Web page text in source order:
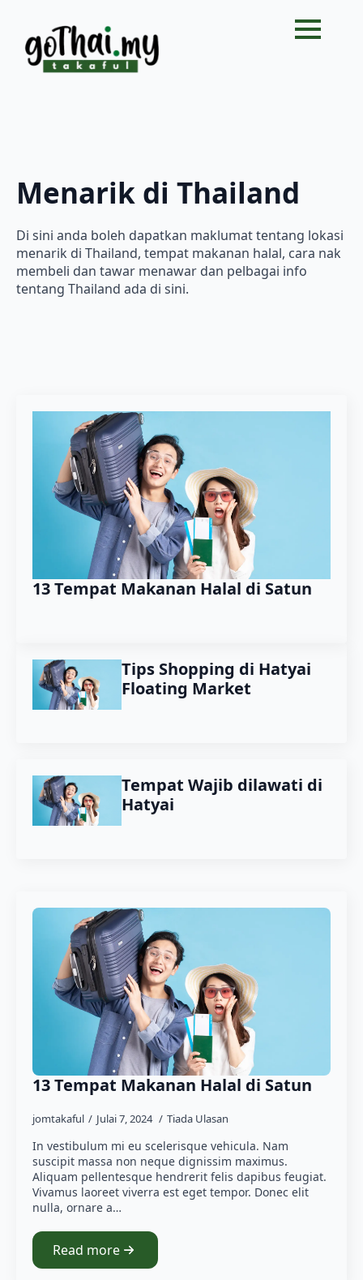
Menarik di Thailand
Di sini anda boleh dapatkan maklumat tentang lokasi
menarik di Thailand, tempat makanan halal, cara nak
membeli dan tawar menawar dan pelbagai info
tentang Thailand ada di sini.
13 Tempat Makanan Halal di Satun
Tips Shopping di Hatyai
Floating Market
Tempat Wajib dilawati di
Hatyai
13 Tempat Makanan Halal di Satun
jomtakaful Julai 7, 2024 Tiada Ulasan
In vestibulum mi eu scelerisque vehicula. Nam
suscipit massa non neque dignissim maximus.
Aliquam pellentesque hendrerit felis dapibus feugiat.
Vivamus laoreet viverra est eget tempor. Donec elit
nulla, ornare a…
Read more